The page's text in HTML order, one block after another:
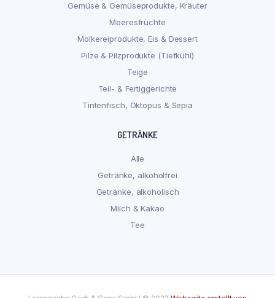
Gemüse & Gemüseprodukte, Kräuter
Meeresfrüchte
Molkereiprodukte, Eis & Dessert
Pilze & Pilzprodukte (Tiefkühl)
Teige
Teil- & Fertiggerichte
Tintenfisch, Oktopus & Sepia
GETRÄNKE
Alle
Getränke, alkoholfrei
Getränke, alkoholisch
Milch & Kakao
Tee